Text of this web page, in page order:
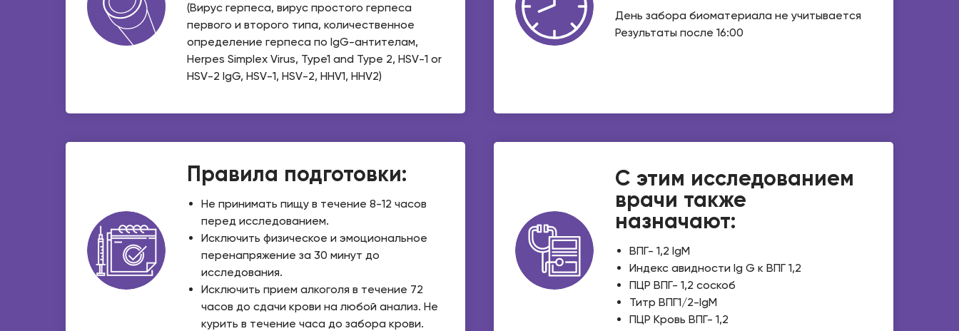
(Вирус герпеса, вирус простого герпеса
первого и второго типа, количественное
определение герпеса по IgG-антителам,
Herpes Simplex Virus, Type1 and Type 2, HSV-1 or
HSV-2 IgG, HSV-1, HSV-2, HHV1, HHV2)
День забора биоматериала не учитывается
Результаты после 16:00
Правила подготовки:
Не принимать пищу в течение 8-12 часов
перед исследованием.
Исключить физическое и эмоциональное
перенапряжение за 30 минут до
исследования.
Исключить прием алкоголя в течение 72
часов до сдачи крови на любой анализ. Не
курить в течение часа до забора крови.
С этим исследованием
врачи также
назначают:
ВПГ- 1,2 IgM
Индекс авидности Ig G к ВПГ 1,2
ПЦР ВПГ- 1,2 соскоб
Титр ВПГ1/2-IgM
ПЦР Кровь ВПГ- 1,2